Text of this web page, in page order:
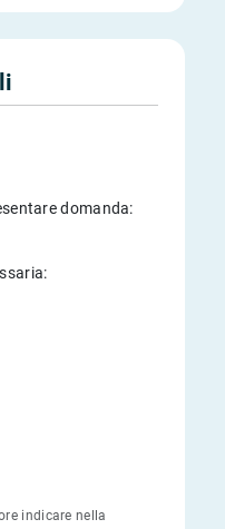
domanda:
indicare nella